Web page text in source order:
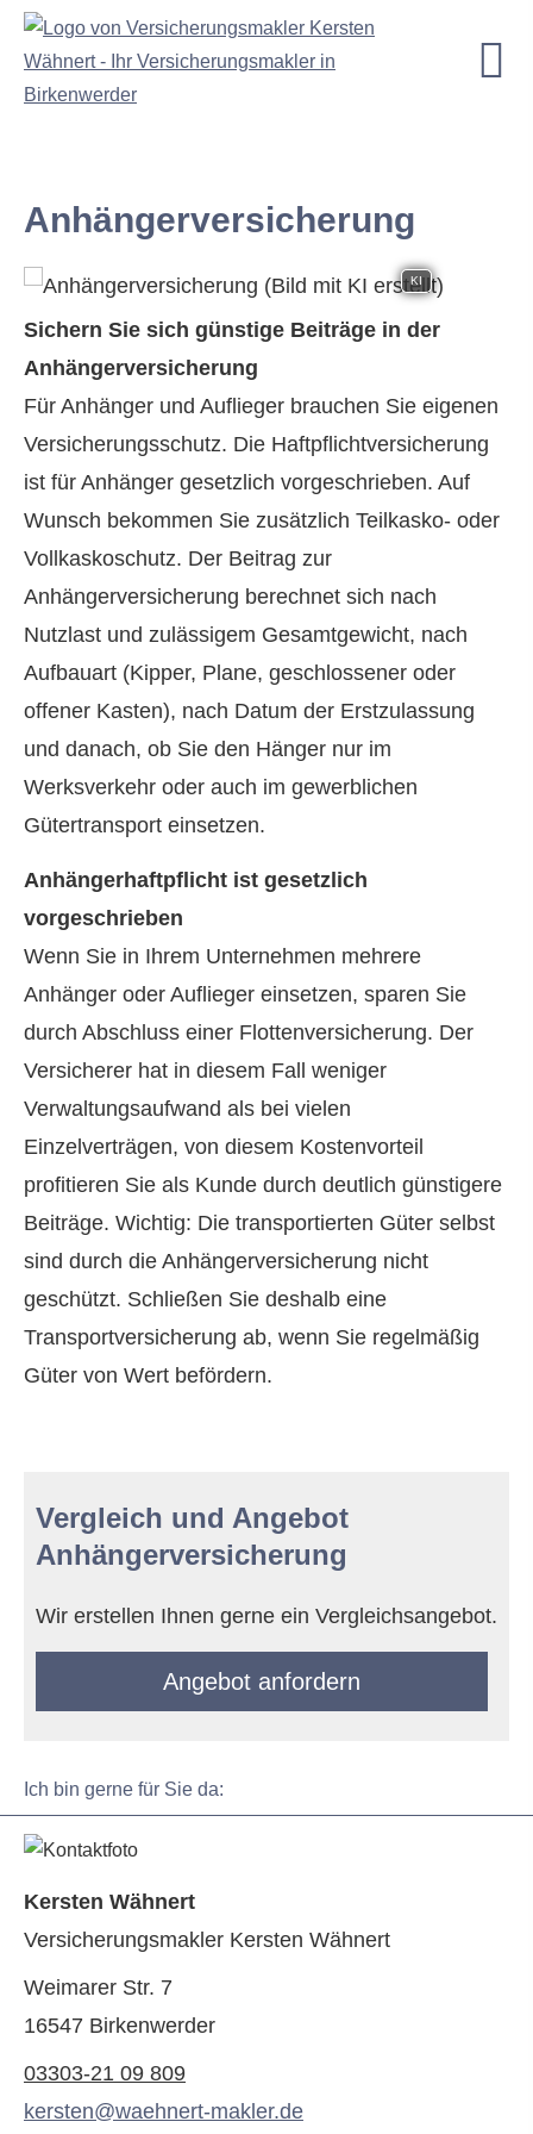
Anhängerversicherung
KI
Sichern Sie sich günstige Beiträge in der
Anhängerversicherung
Für Anhänger und Auflieger brauchen Sie eigenen
Versicherungsschutz. Die Haft­pflichtversicherung
ist für Anhänger gesetzlich vorgeschrieben. Auf
Wunsch bekommen Sie zusätzlich Teilkasko- oder
Vollkaskoschutz. Der Beitrag zur
Anhängerversicherung berechnet sich nach
Nutzlast und zulässigem Gesamtgewicht, nach
Aufbauart (Kipper, Plane, geschlossener oder
offener Kasten), nach Datum der Erstzulassung
und danach, ob Sie den Hänger nur im
Werksverkehr oder auch im gewerblichen
Gütertransport einsetzen.
Anhängerhaftpflicht ist gesetzlich
vorgeschrieben
Wenn Sie in Ihrem Unternehmen mehrere
Anhänger oder Auflieger einsetzen, sparen Sie
durch Abschluss einer Flottenversicherung. Der
Versicherer hat in diesem Fall weniger
Verwaltungsaufwand als bei vielen
Einzelverträgen, von diesem Kostenvorteil
profitieren Sie als Kunde durch deutlich günstigere
Beiträge. Wichtig: Die transportierten Güter selbst
sind durch die Anhängerversicherung nicht
geschützt. Schließen Sie deshalb eine
Transportversicherung ab, wenn Sie regelmäßig
Güter von Wert befördern.
Vergleich und Angebot
Anhängerversicherung
Wir erstellen Ihnen gerne ein Vergleichsangebot.
An­ge­bot an­for­dern
Ich bin gerne für Sie da:
Kersten Wähnert
Ver­sicherungs­makler Kersten Wähnert
Weimarer Str. 7
16547 Birkenwerder
03303-21 09 809
kersten@waehnert-makler.de